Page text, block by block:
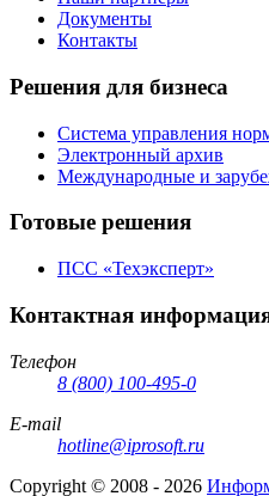
Документы
Контакты
Решения для бизнеса
Система управления
Электронный архив
Международные и
Готовые решения
ПСС «Техэксперт»
Контактная
Телефон
8 (800) 100-495-0
E-mail
hotline@iprosoft.ru
Copyright © 2008 - 2026